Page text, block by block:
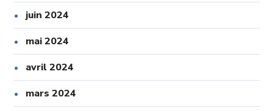
juin 2024
mai 2024
avril 2024
mars 2024